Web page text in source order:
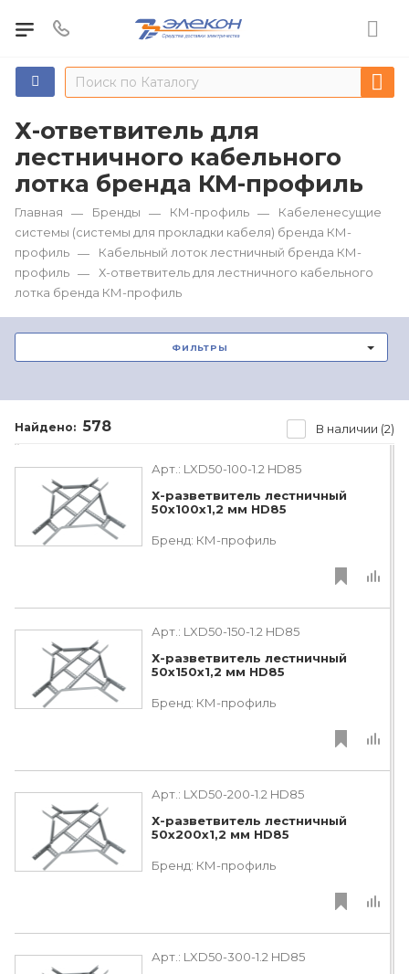
Х-ответвитель для
лестничного кабельного
лотка бренда КМ-профиль
Главная — Бренды — КМ-профиль —
Кабеленесущие
системы (системы для прокладки кабеля) бренда КМ-
профиль —
Кабельный лоток лестничный бренда КМ-
профиль —
Х-ответвитель для лестничного кабельного
лотка бренда КМ-профиль
ФИЛЬТРЫ
Найдено: 578 В наличии (2)
Арт.: LXD50-100-1.2 HD85
Х-разветвитель лестничный
50х100х1,2 мм HD85
Бренд: КМ-профиль
Арт.: LXD50-150-1.2 HD85
Х-разветвитель лестничный
50х150х1,2 мм HD85
Бренд: КМ-профиль
Арт.: LXD50-200-1.2 HD85
Х-разветвитель лестничный
50х200х1,2 мм HD85
Бренд: КМ-профиль
Арт.: LXD50-300-1.2 HD85